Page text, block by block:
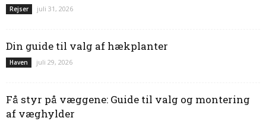
Rejser juli 31, 2026
Din guide til valg af hækplanter
Haven juli 29, 2026
Få styr på væggene: Guide til valg og montering
af væghylder